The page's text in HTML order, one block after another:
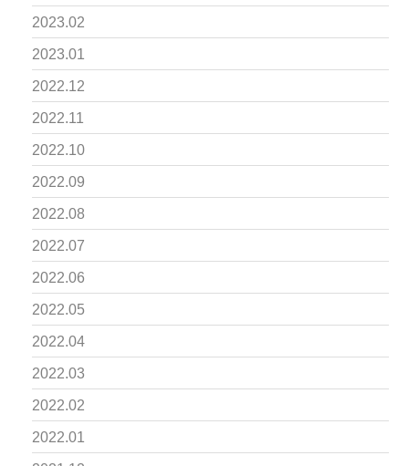
2023.02
2023.01
2022.12
2022.11
2022.10
2022.09
2022.08
2022.07
2022.06
2022.05
2022.04
2022.03
2022.02
2022.01